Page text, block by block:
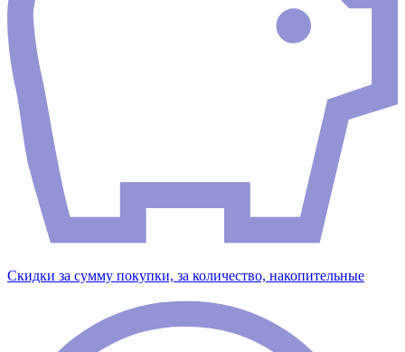
Скидки за сумму покупки, за количество, накопительные